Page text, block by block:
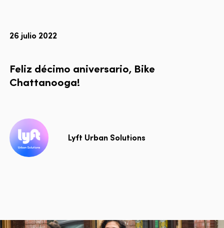
26 julio 2022
Feliz décimo aniversario, Bike
Chattanooga!
Lyft Urban Solutions